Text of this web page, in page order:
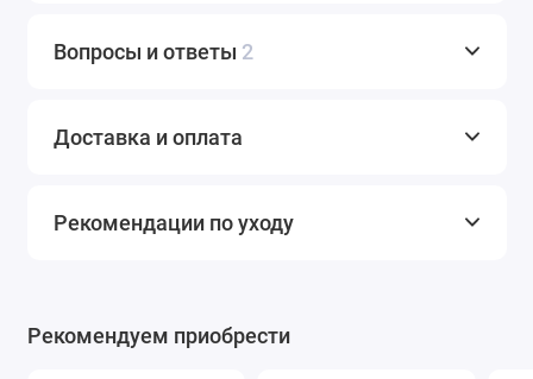
Вопросы и ответы 2
Доставка и оплата
Рекомендации по уходу
Рекомендуем приобрести